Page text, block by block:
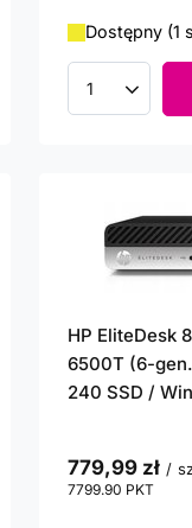
Dostępny (1
Ilość
HP EliteDesk
6500T (6-
240 SSD /
779,99 zł /
7799.90 PKT